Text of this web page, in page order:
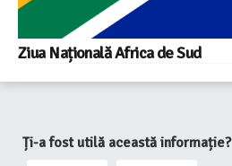
Ziua Națională Africa de Sud
Ți-a fost utilă această informație?